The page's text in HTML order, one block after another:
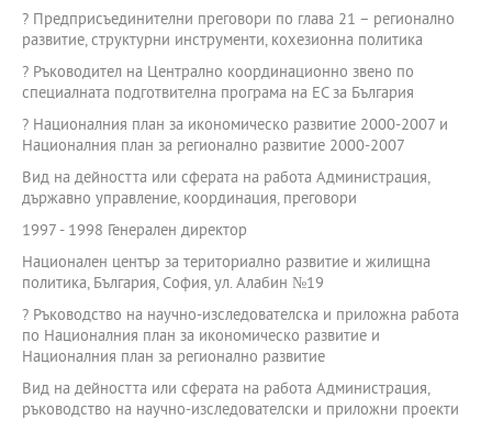
? Предприсъединителни преговори по глава 21 – регионално
развитие, структурни инструменти, кохезионна политика
? Ръководител на Централно координационно звено по
специалната подготвителна програма на ЕС за България
? Националния план за икономическо развитие 2000-2007 и
Националния план за регионално развитие 2000-2007
Вид на дейността или сферата на работа Администрация,
държавно управление, координация, преговори
1997 - 1998 Генерален директор
Национален център за териториално развитие и жилищна
политика, България, София, ул. Алабин №19
? Ръководство на научно-изследователска и приложна работа
по Националния план за икономическо развитие и
Националния план за регионално развитие
Вид на дейността или сферата на работа Администрация,
ръководство на научно-изследователски и приложни проекти